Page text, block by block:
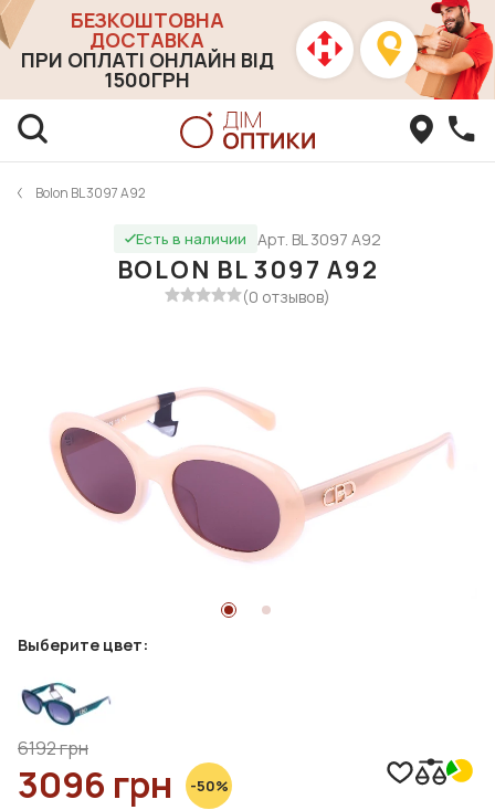
БЕЗКОШТОВНА
ДОСТАВКА
ПРИ ОПЛАТІ ОНЛАЙН ВІД
1500ГРН
Bolon BL 3097 A92
Есть в наличии Арт. BL 3097 A92
BOLON BL 3097 A92
(0 отзывов)
Выберите цвет:
6192 грн
3096 грн -50%